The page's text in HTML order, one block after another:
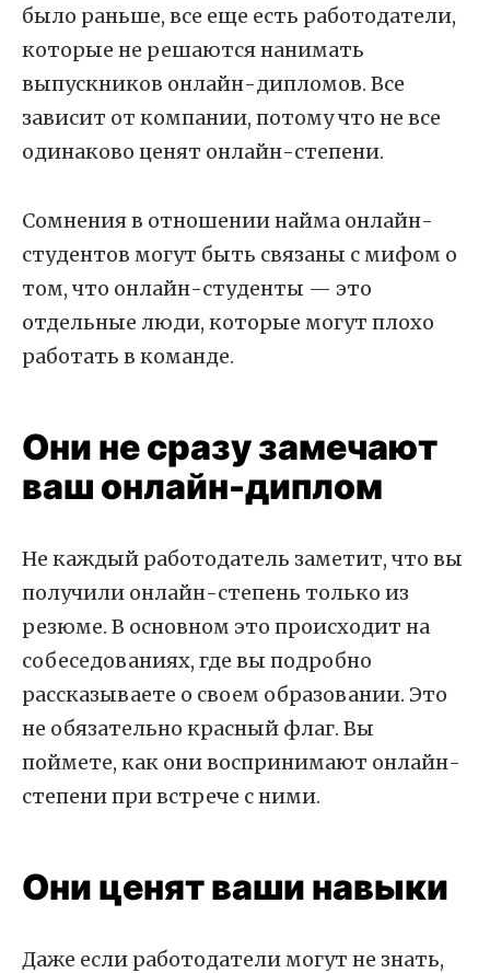
было раньше, все еще есть работодатели,
которые не решаются нанимать
выпускников онлайн-дипломов. Все
зависит от компании, потому что не все
одинаково ценят онлайн-степени.
Сомнения в отношении найма онлайн-
студентов могут быть связаны с мифом о
том, что онлайн-студенты — это
отдельные люди, которые могут плохо
работать в команде.
Они не сразу замечают
ваш онлайн-диплом
Не каждый работодатель заметит, что вы
получили онлайн-степень только из
резюме. В основном это происходит на
собеседованиях, где вы подробно
рассказываете о своем образовании. Это
не обязательно красный флаг. Вы
поймете, как они воспринимают онлайн-
степени при встрече с ними.
Они ценят ваши навыки
Даже если работодатели могут не знать,